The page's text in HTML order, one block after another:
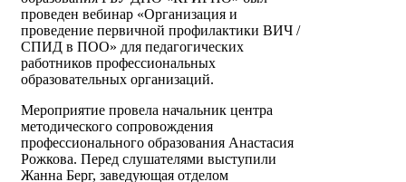
проведен вебинар «Организация и
проведение первичной профилактики ВИЧ /
СПИД в ПОО» для педагогических
работников профессиональных
образовательных организаций.
Мероприятие провела начальник центра
методического сопровождения
профессионального образования Анастасия
Рожкова. Перед слушателями выступили
Жанна Берг, заведующая отделом